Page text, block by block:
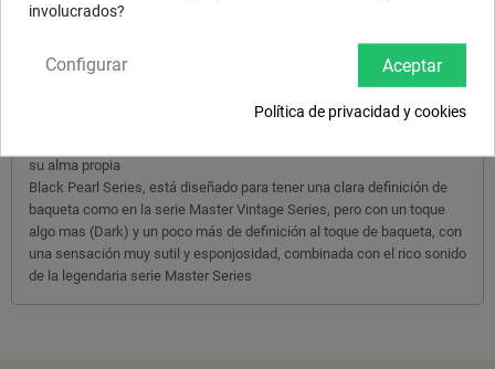
DESCRIPCIÓN
Platos fabricados como la tradición turca manda, con aleación B20
su alma propia
Black Pearl Series, está diseñado para tener una clara definición de
baqueta como en la serie Master Vintage Series, pero con un toque
algo mas (Dark) y un poco más de definición al toque de baqueta, con
una sensación muy sutil y esponjosidad, combinada con el rico sonido
de la legendaria serie Master Series
involucrados?
Aceptar
Configurar
Política de privacidad y cookies